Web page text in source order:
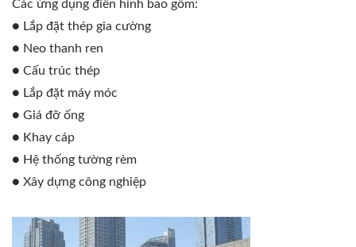
Các ứng dụng điển hình bao gồm:
● Lắp đặt thép gia cường
● Neo thanh ren
● Cấu trúc thép
● Lắp đặt máy móc
● Giá đỡ ống
● Khay cáp
● Hệ thống tường rèm
● Xây dựng công nghiệp